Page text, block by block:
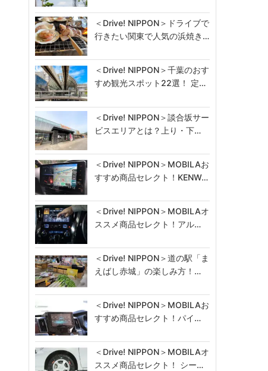
＜Drive! NIPPON＞ドライブで
行きたい関東で人気の浜焼き…
＜Drive! NIPPON＞千葉のおす
すめ観光スポット22選！ 定…
＜Drive! NIPPON＞談合坂サー
ビスエリアとは？上り・下…
＜Drive! NIPPON＞MOBILAお
すすめ商品セレクト！KENW…
＜Drive! NIPPON＞MOBILAオ
ススメ商品セレクト！アル…
＜Drive! NIPPON＞道の駅「ま
えばし赤城」の楽しみ方！…
＜Drive! NIPPON＞MOBILAお
すすめ商品セレクト！パイ…
＜Drive! NIPPON＞MOBILAオ
ススメ商品セレクト！ シー…